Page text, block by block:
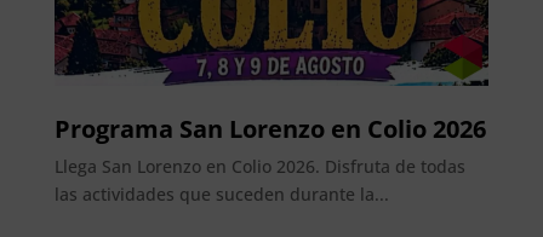
Programa San Lorenzo en Colio 2026
Llega San Lorenzo en Colio 2026. Disfruta de todas
las actividades que suceden durante la...